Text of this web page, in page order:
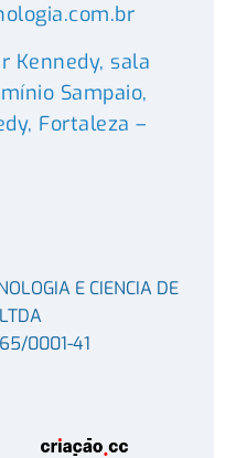
Kennedy, sala
Sampaio,
Fortaleza –
E CIENCIA DE
0001-41